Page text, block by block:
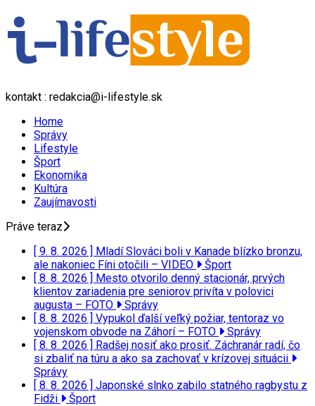
kontakt : redakcia@i-lifestyle.sk
Home
Správy
Lifestyle
Šport
Ekonomika
Kultúra
Zaujímavosti
Práve teraz
[ 9. 8. 2026 ] Mladí Slováci boli v Kanade blízko bronzu,
ale nakoniec Fíni otočili – VIDEO
Šport
[ 8. 8. 2026 ] Mesto otvorilo denný stacionár, prvých
klientov zariadenia pre seniorov privíta v polovici
augusta – FOTO
Správy
[ 8. 8. 2026 ] Vypukol ďalší veľký požiar, tentoraz vo
vojenskom obvode na Záhorí – FOTO
Správy
[ 8. 8. 2026 ] Radšej nosiť ako prosiť. Záchranár radí, čo
si zbaliť na túru a ako sa zachovať v krízovej situácii
Správy
[ 8. 8. 2026 ] Japonské slnko zabilo statného ragbystu z
Fidži
Šport